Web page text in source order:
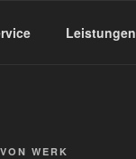
Leistungen
VON WERK